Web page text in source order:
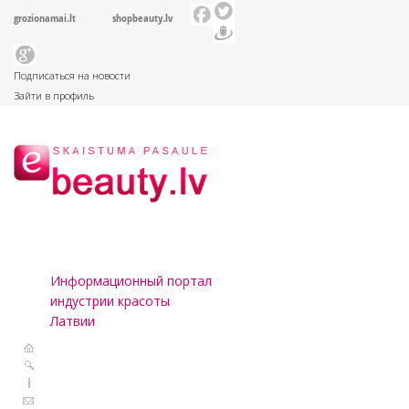
grozionamai.lt shopbeauty.lv
Подписаться на новости
Зайти в профиль
Информационный портал
индустрии красоты
Латвии